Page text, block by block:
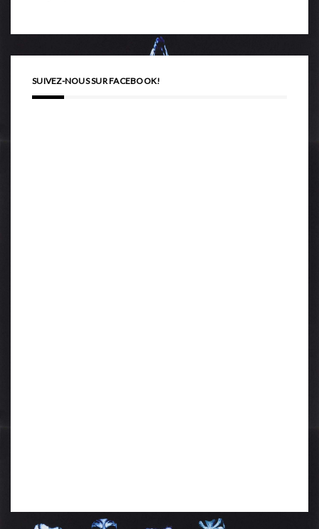
SUIVEZ-NOUS SUR FACEBOOK!